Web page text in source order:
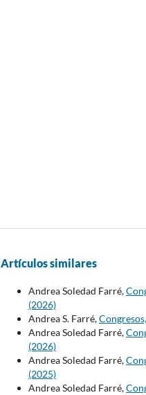
Artículos similares
Andrea Soledad Farré,
(2026)
Andrea S. Farré,
Andrea Soledad Farré,
(2026)
Andrea Soledad Farré,
(2025)
Andrea Soledad Farré,